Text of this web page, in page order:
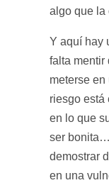
algo que la
Y aquí hay
falta mentir
meterse en
riesgo está
en lo que
ser
demostrar
en una